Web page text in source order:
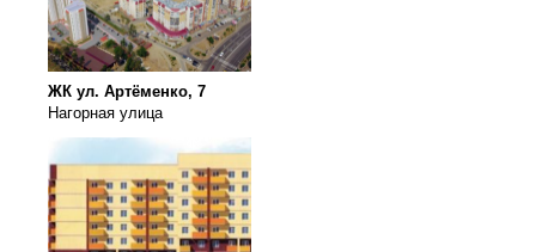
ЖК ул. Артёменко, 7
Нагорная улица